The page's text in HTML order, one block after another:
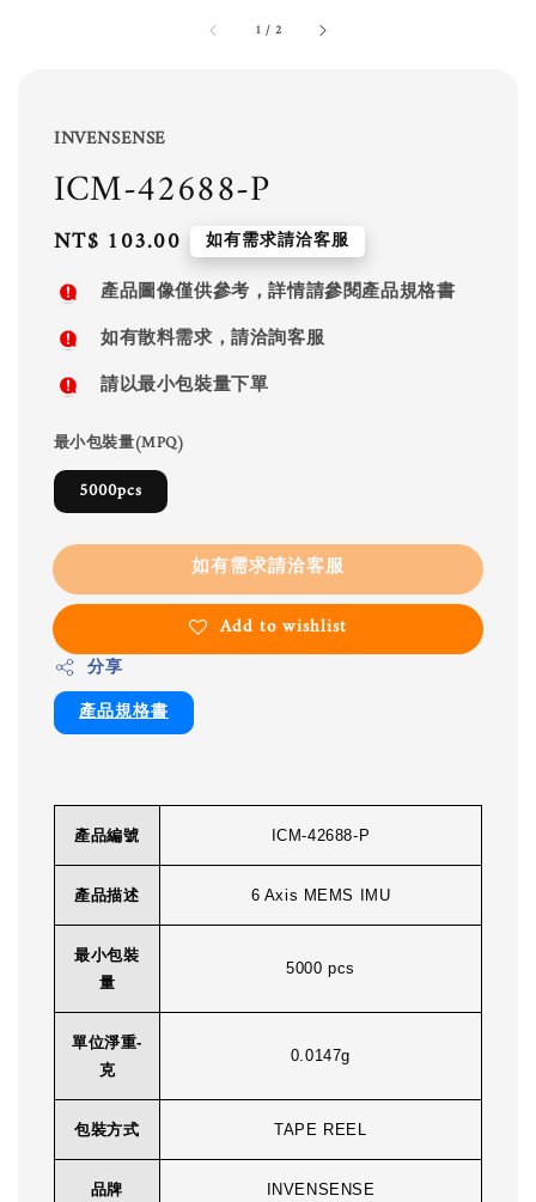
1 / 2
INVENSENSE
ICM-42688-P
Regular
price
NT$ 103.00 如有需求請洽客服
產品圖像僅供參考，詳情請參閱產品規格書
如有散料需求，請洽詢客服
請以最小包裝量下單
最小包裝量(MPQ)
5000pcs
如有需求請洽客服
Add to wishlist
分享
產品規格書
產品編號 ICM-42688-P
產品描述 6 Axis MEMS IMU
最小包裝
量
5000 pcs
單位淨重-
克
0.0147g
包裝方式 TAPE REEL
品牌 INVENSENSE